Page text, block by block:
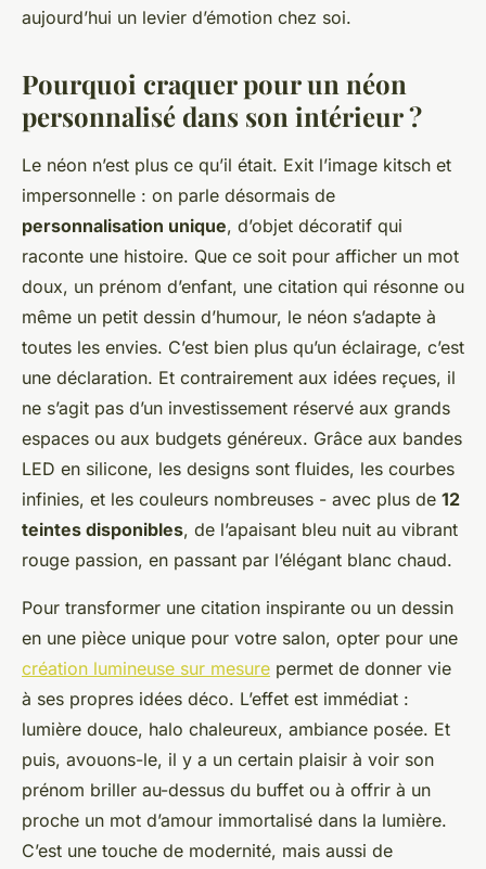
aujourd’hui un levier d’émotion chez soi.
Pourquoi craquer pour un néon
personnalisé dans son intérieur ?
Le néon n’est plus ce qu’il était. Exit l’image kitsch et
impersonnelle : on parle désormais de
personnalisation unique, d’objet décoratif qui
raconte une histoire. Que ce soit pour afficher un mot
doux, un prénom d’enfant, une citation qui résonne ou
même un petit dessin d’humour, le néon s’adapte à
toutes les envies. C’est bien plus qu’un éclairage, c’est
une déclaration. Et contrairement aux idées reçues, il
ne s’agit pas d’un investissement réservé aux grands
espaces ou aux budgets généreux. Grâce aux bandes
LED en silicone, les designs sont fluides, les courbes
infinies, et les couleurs nombreuses - avec plus de 12
teintes disponibles, de l’apaisant bleu nuit au vibrant
rouge passion, en passant par l’élégant blanc chaud.
Pour transformer une citation inspirante ou un dessin
en une pièce unique pour votre salon, opter pour une
création lumineuse sur mesure permet de donner vie
à ses propres idées déco. L’effet est immédiat :
lumière douce, halo chaleureux, ambiance posée. Et
puis, avouons-le, il y a un certain plaisir à voir son
prénom briller au-dessus du buffet ou à offrir à un
proche un mot d’amour immortalisé dans la lumière.
C’est une touche de modernité, mais aussi de